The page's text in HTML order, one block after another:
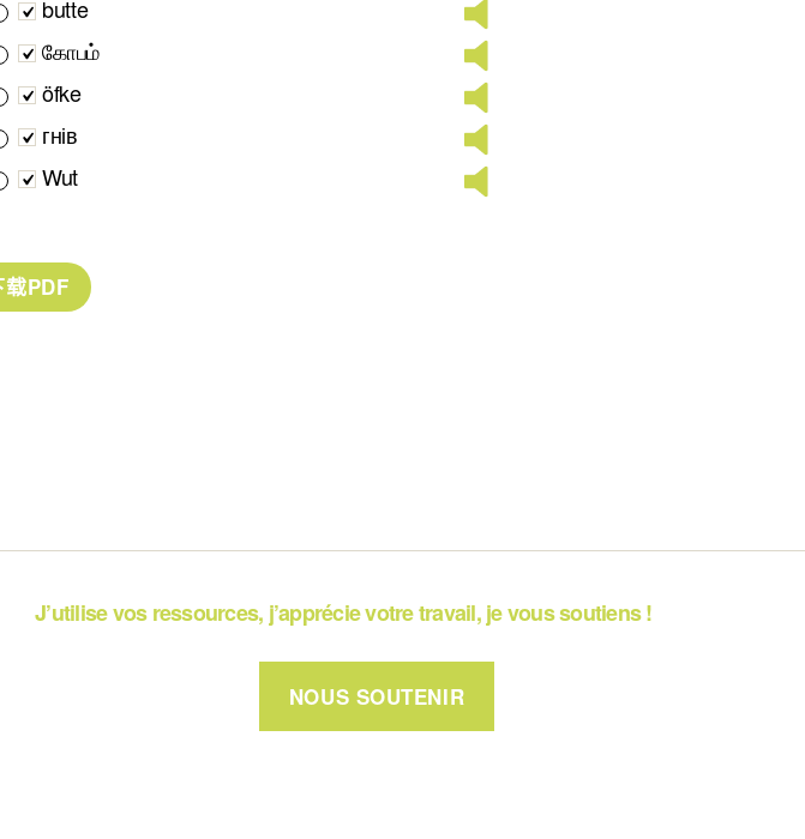
butte
கோபம்
öfke
гнів
Wut
J’utilise vos ressources, j’apprécie votre travail, je vous soutiens !
NOUS SOUTENIR